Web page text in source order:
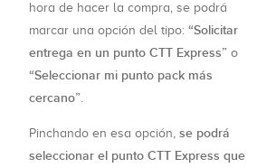
hora de hacer la compra, se podrá
marcar una opción del tipo: “Solicitar
entrega en un punto CTT Express” o
“Seleccionar mi punto pack más
cercano”.
Pinchando en esa opción, se podrá
seleccionar el punto CTT Express que